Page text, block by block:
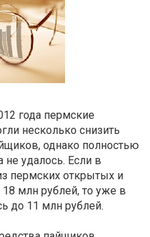
года пермские
несколько снизить
однако полностью
удалось. Если в
пермских открытых и
млн рублей, то уже в
до 11 млн рублей.